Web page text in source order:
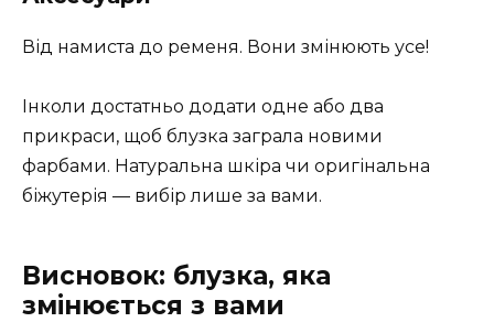
Від намиста до ременя. Вони змінюють усе!
Інколи достатньо додати одне або два
прикраси, щоб блузка заграла новими
фарбами. Натуральна шкіра чи оригінальна
біжутерія — вибір лише за вами.
Висновок: блузка, яка
змінюється з вами